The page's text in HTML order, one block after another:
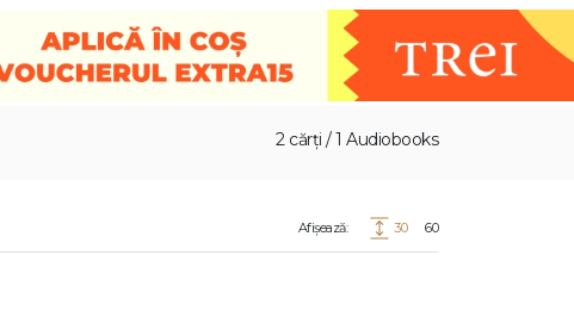
2 cărți / 1 Audiobooks
Afișează: 30 60